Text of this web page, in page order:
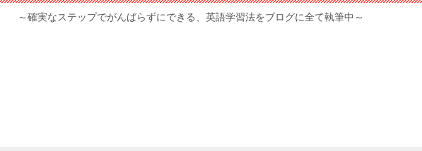
～確実なステップでがんばらずにできる、英語学習法をブログに全て執筆中～